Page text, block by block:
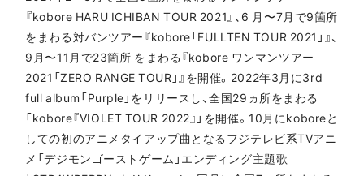
『kobore HARU ICHIBAN TOUR 2021』、6 月〜7月で9箇所
をまわる対バンツアー『kobore「FULLTEN TOUR 2021」』、
9月〜11月で23箇所 をまわる『kobore ワンマンツアー
2021「ZERO RANGE TOUR」』を開催。2022年3月に3rd
full album「Purple」をリリースし、全国29ヵ所をまわる
「kobore『VIOLET TOUR 2022』」を開催。10月にkoboreと
しての初のアニメタイアップ曲となるフジテレビ系TVアニ
メ「デジモンゴーストゲーム」エンディング主題歌